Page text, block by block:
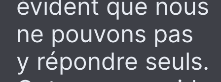
évident que nous
ne pouvons pas
y répondre seuls.